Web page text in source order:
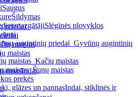
maistas
maistas
Indai,
Saugus
Šildymas
Slėginės plovyklos
Gyvūnų augintinių
Kačių maistas
Šunų maistas
prekės
Indai, stiklinės ir